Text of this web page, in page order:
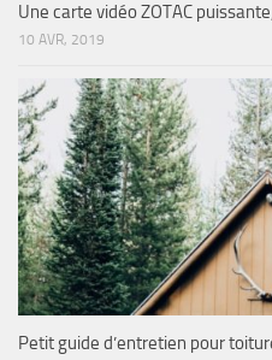
Une carte vidéo ZOTAC
10 AVR, 2019
Petit guide d’entretien pour